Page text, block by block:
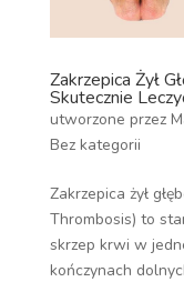
Zakrzepica Żył
Skutecznie
utworzone przez
Bez kategorii
Zakrzepica żył
Thrombosis) to
skrzep krwi w
kończynach